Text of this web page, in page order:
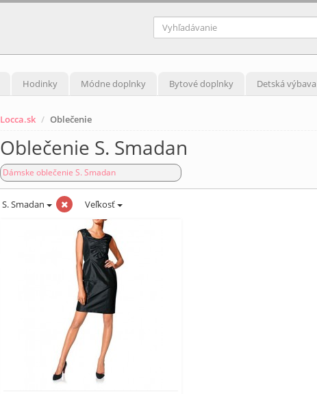
Hodinky Módne doplnky Bytové doplnky Detská výbava
Locca.sk Oblečenie
Oblečenie S. Smadan
Dámske oblečenie S. Smadan
S. Smadan Veľkosť